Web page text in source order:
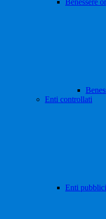
Benessere
Enti controllati
Enti